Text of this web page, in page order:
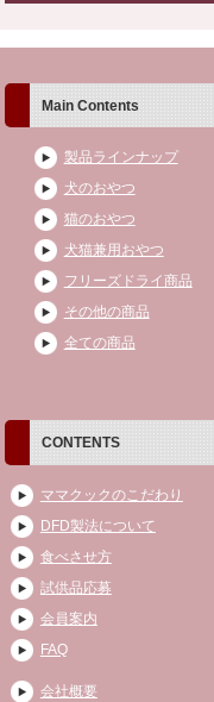
Main Contents
製品ラインナップ
犬のおやつ
猫のおやつ
犬猫兼用おやつ
フリーズドライ商品
その他の商品
全ての商品
CONTENTS
ママクックのこだわり
DFD製法について
食べさせ方
試供品応募
会員案内
FAQ
会社概要